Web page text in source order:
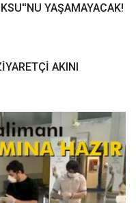
YAŞAMAYACAK!
AKINI